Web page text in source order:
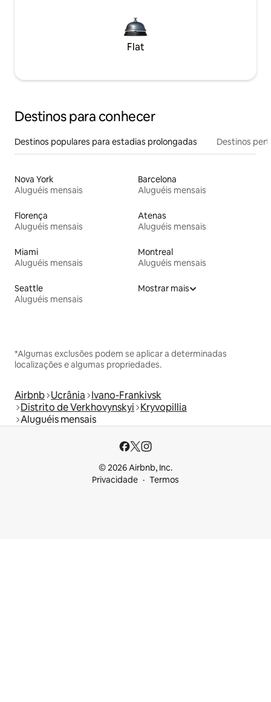
Flat
Destinos para conhecer
Destinos populares para estadias prolongadas Destinos
Nova York
Aluguéis mensais
Barcelona
Aluguéis mensais
Florença
Aluguéis mensais
Atenas
Aluguéis mensais
Miami
Aluguéis mensais
Montreal
Aluguéis mensais
Seattle
Aluguéis mensais
Mostrar mais
*Algumas exclusões podem se aplicar a determinadas
localizações e algumas propriedades.
Airbnb Ucrânia Ivano-Frankivsk
Distrito de Verkhovynskyi Kryvopillia
Aluguéis mensais
© 2026 Airbnb, Inc.
Privacidade
Termos